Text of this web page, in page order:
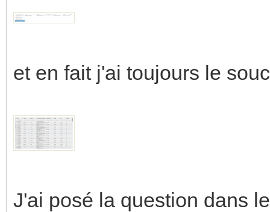
et en fait j'ai toujours le
J'ai posé la question dans